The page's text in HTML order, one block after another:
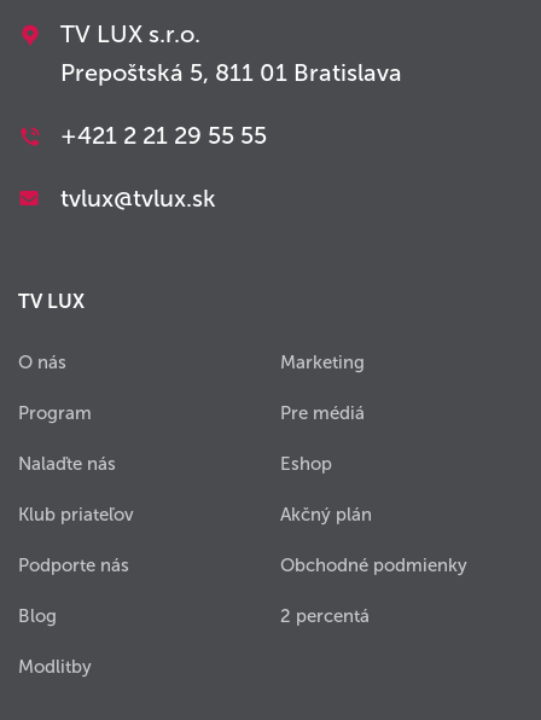
TV LUX s.r.o.
Prepoštská 5, 811 01 Bratislava
+421 2 21 29 55 55
tvlux@tvlux.sk
TV LUX
O nás
Program
Nalaďte nás
Klub priateľov
Podporte nás
Blog
Modlitby
Marketing
Pre médiá
Eshop
Akčný plán
Obchodné podmienky
2 percentá